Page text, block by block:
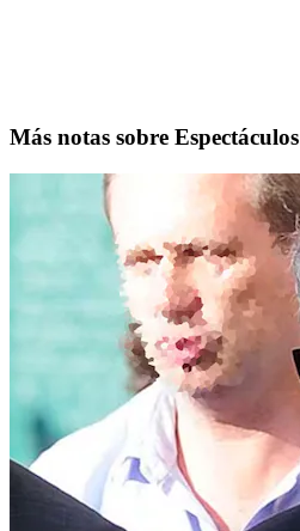
Más notas sobre Espectáculos